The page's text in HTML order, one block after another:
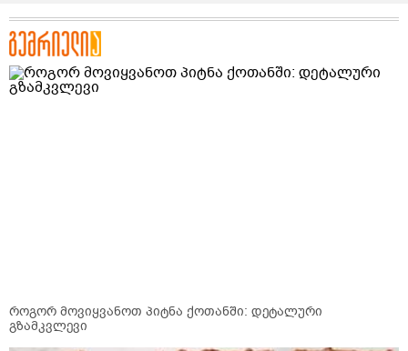
როგორ მოვიყვანოთ პიტნა ქოთანში: დეტალური
გზამკვლევი